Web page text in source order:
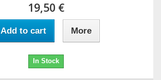
19,50 €
Add to cart More
In Stock